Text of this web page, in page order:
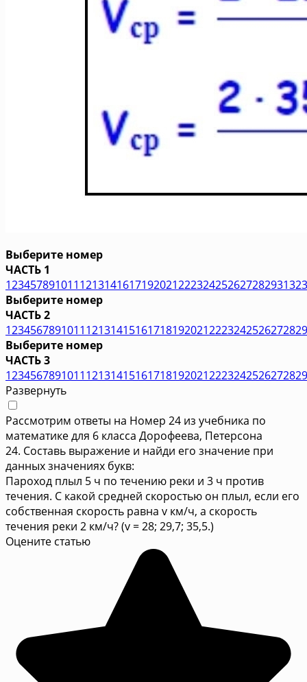
Выберите номер
ЧАСТЬ 1
123457891011121314161719202122232425262728293132
Выберите номер
ЧАСТЬ 2
1234567891011121314151617181920212223242526272829
Выберите номер
ЧАСТЬ 3
1234567891011121314151617181920212223242526272829
Развернуть
Рассмотрим ответы на Номер 24 из учебника по
математике для 6 класса Дорофеева, Петерсона
24. Составь выражение и найди его значение при
данных значениях букв:
Пароход плыл 5 ч по течению реки и 3 ч против
течения. С какой средней скоростью он плыл, если его
собственная скорость равна v км/ч, а скорость
течения реки 2 км/ч? (v = 28; 29,7; 35,5.)
Оцените статью